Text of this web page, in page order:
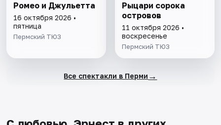
Ромео и Джульетта
16 октября 2026 •
пятница
Пермский ТЮЗ
Рыцари сорока
островов
11 октября 2026 •
воскресенье
Пермский ТЮЗ
Все спектакли в Перми →